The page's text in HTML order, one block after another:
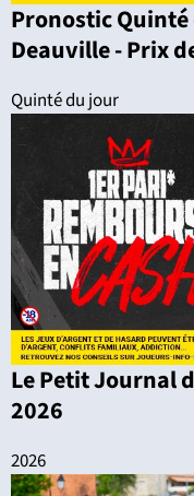
Pronostic Quinté
Deauville - Prix
Quinté du jour
Le Petit Journal
2026
2026